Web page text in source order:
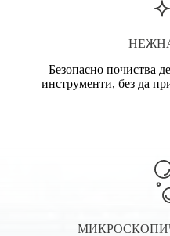
Безопасно почиства
инструменти, без да